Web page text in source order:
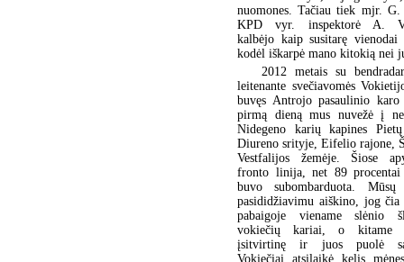
nuomones. Tačiau tiek mjr. G.
KPD vyr. inspektorė A.
kalbėjo kaip susitarę
kodėl iškarpė mano kitokią nei
2012 metais su
leitenante svečiavomės
buvęs Antrojo pasaulinio karo
pirmą dieną mus nuvežė į
Nidegeno karių kapines
Diureno srityje, Eifelio rajone,
Vestfalijos žemėje. Šiose
fronto linija, net 89 procentai
buvo subombarduota. Mūsų
pasididžiavimu aiškino, jog čia
pabaigoje viename slėnio
vokiečių kariai, o kitame
įsitvirtinę ir juos puolė
Vokiečiai atsilaikė kelis